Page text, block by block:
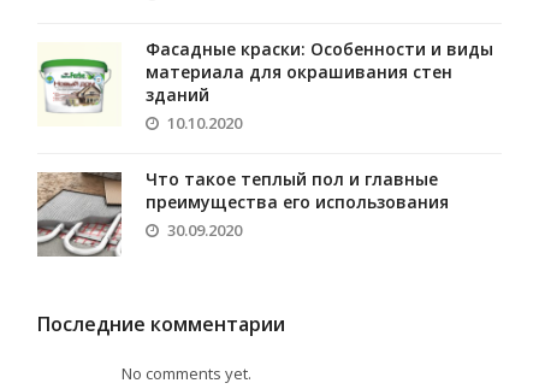
Фасадные краски: Особенности и виды
материала для окрашивания стен
зданий
10.10.2020
Что такое теплый пол и главные
преимущества его использования
30.09.2020
Последние комментарии
No comments yet.